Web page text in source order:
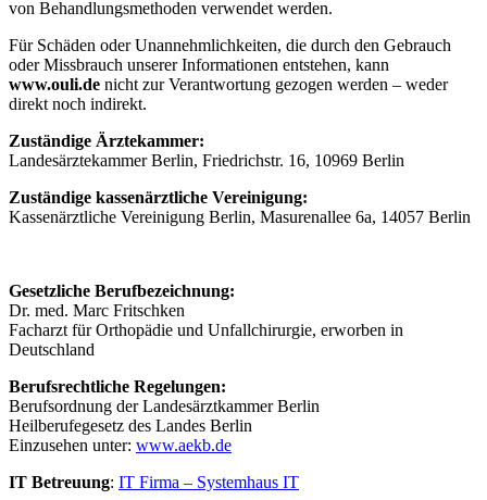
von Behandlungsmethoden verwendet werden.
Für Schäden oder Unannehmlichkeiten, die durch den Gebrauch
oder Missbrauch unserer Informationen entstehen, kann
www.ouli.de nicht zur Verantwortung gezogen werden – weder
direkt noch indirekt.
Zuständige Ärztekammer:
Landesärztekammer Berlin, Friedrichstr. 16, 10969 Berlin
Zuständige kassenärztliche Vereinigung:
Kassenärztliche Vereinigung Berlin, Masurenallee 6a, 14057 Berlin
Gesetzliche Berufbezeichnung:
Dr. med. Marc Fritschken
Facharzt für Orthopädie und Unfallchirurgie, erworben in
Deutschland
Berufsrechtliche Regelungen:
Berufsordnung der Landesärztkammer Berlin
Heilberufegesetz des Landes Berlin
Einzusehen unter: www.aekb.de
IT Betreuung: IT Firma – Systemhaus IT